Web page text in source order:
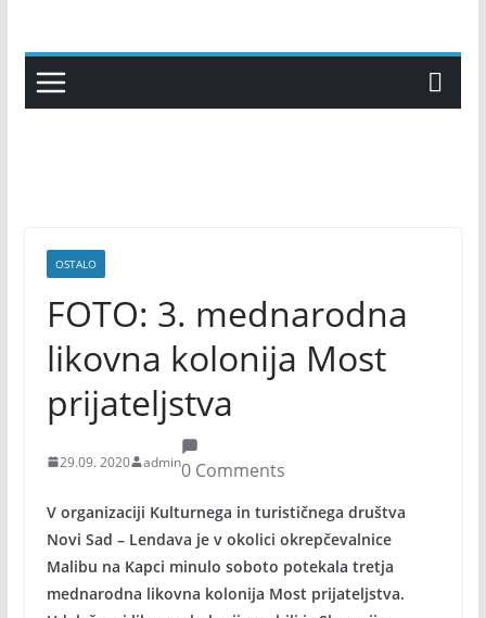
content
OSTALO
FOTO: 3. mednarodna
likovna kolonija Most
prijateljstva
29.09. 2020 admin0 Comments
V organizaciji Kulturnega in turističnega društva
Novi Sad – Lendava je v okolici okrepčevalnice
Malibu na Kapci minulo soboto potekala tretja
mednarodna likovna kolonija Most prijateljstva.